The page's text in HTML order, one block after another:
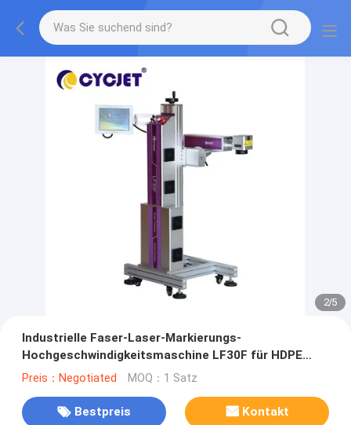
2/5
Industrielle Faser-Laser-Markierungs-
Hochgeschwindigkeitsmaschine LF30F für HDPE
Rohr-Markierung
Preis：Negotiated MOQ：1 Satz
Bestpreis Kontakt